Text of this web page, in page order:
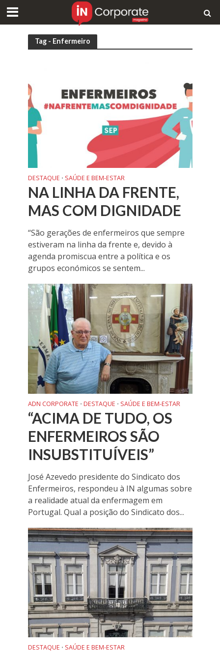
Tag - Enfermeiro
DESTAQUE • SAÚDE E BEM-ESTAR
NA LINHA DA FRENTE,
MAS COM DIGNIDADE
“São gerações de enfermeiros que sempre
estiveram na linha da frente e, devido à
agenda promiscua entre a política e os
grupos económicos se sentem...
ADN CORPORATE • DESTAQUE • SAÚDE E BEM-ESTAR
“ACIMA DE TUDO, OS
ENFERMEIROS SÃO
INSUBSTITUÍVEIS”
José Azevedo presidente do Sindicato dos
Enfermeiros, respondeu à IN algumas sobre
a realidade atual da enfermagem em
Portugal. Qual a posição do Sindicato dos...
DESTAQUE • SAÚDE E BEM-ESTAR